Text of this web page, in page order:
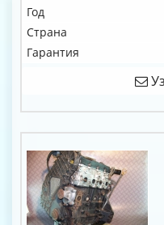
Год
Страна
Гарантия